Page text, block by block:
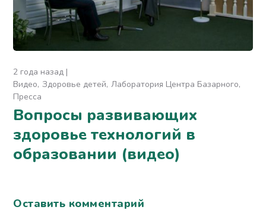
2 года назад
Видео Здоровье детей Лаборатория Центра Базарного
Пресса
Вопросы развивающих
здоровье технологий в
образовании (видео)
Оставить комментарий